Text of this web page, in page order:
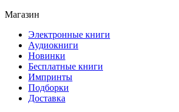
Магазин
Электронные книги
Аудиокниги
Новинки
Бесплатные книги
Импринты
Подборки
Доставка